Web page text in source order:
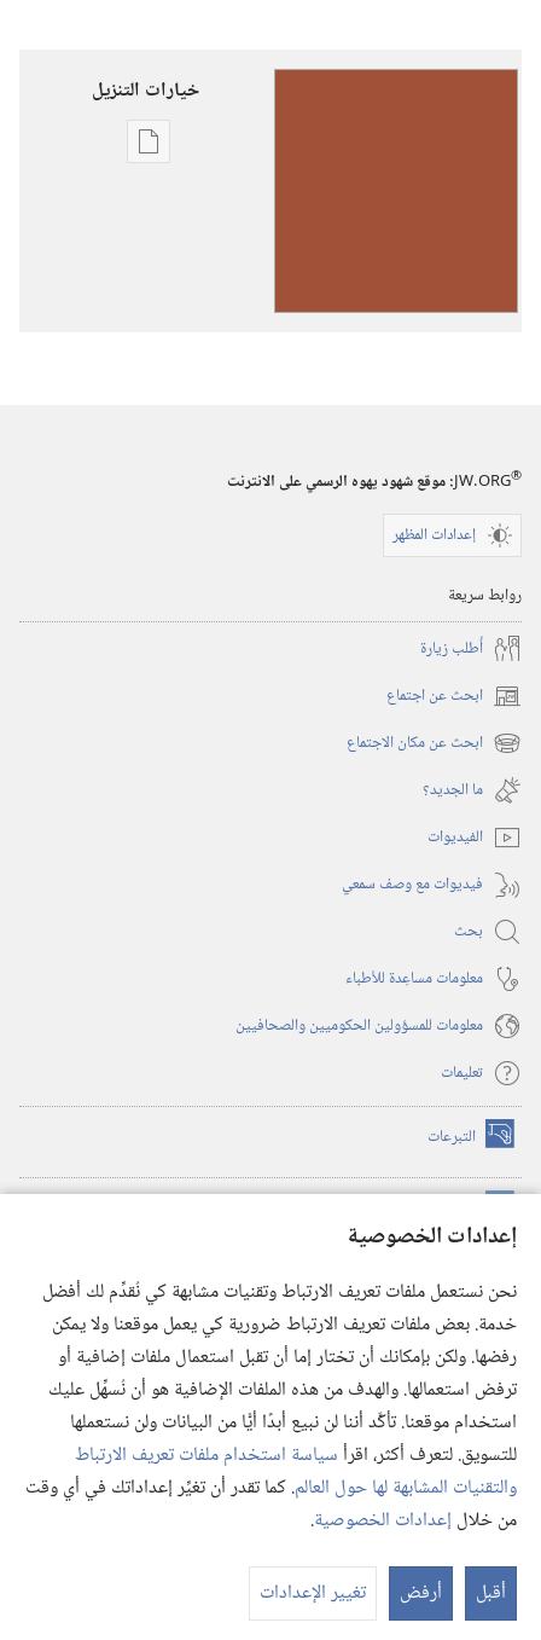
إعدادات الخصوصية
نحن نستعمل ملفات تعريف الارتباط وتقنيات مشابهة كي نُقدِّم لك أفضل
خدمة. بعض ملفات تعريف الارتباط ضرورية كي يعمل موقعنا ولا يمكن
رفضها. ولكن بإمكانك أن تختار إما أن تقبل استعمال ملفات إضافية أو
ترفض استعمالها. والهدف من هذه الملفات الإضافية هو أن نُسهِّل عليك
استخدام موقعنا. تأكَّد أننا لن نبيع أبدًا أيًّا من البيانات ولن نستعملها
للتسويق. لتعرف أكثر، اقرأسياسة استخدام ملفات تعريف الارتباط
والتقنيات المشابهة لها حول العالم. كما تقدر أن تغيِّر إعداداتك في أي وقت
من خلال إعدادات الخصوصية.
أقبل أرفض تغيير الإعدادات
خيارات التنزيل
خيارات
JW.ORG®
:‏ موقع شهود يهوه الرسمي على الانترنت
إعدادات المظهر
روابط سريعة
أُطلب زيارة
ابحث عن اجتماع (يفتح
نافذة ابحث عن مكان الاجتماع (يفتح
نافذة
جديدة)
ما الجديد؟‏
الفيديوات
فيديوات مع وصف سمعي
بحث
معلومات مساعِدة للأطباء
معلومات للمسؤولين الحكوميين والصحافيين
تعليمات
التبرعات (يفتح
نافذة
(يفتح
نافذة
(يفتح
نافذة
جديدة) تطبيق ®
JW Library
مكتبة برج المراقبة
© 2026 .Watch Tower Bible and Tract Society of Pennsylvania
شروط الاستخدام |